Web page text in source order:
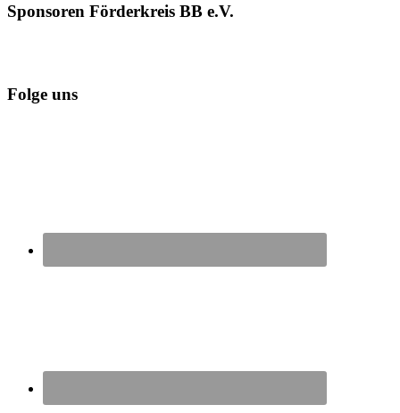
Sponsoren Förderkreis BB e.V.
Folge uns